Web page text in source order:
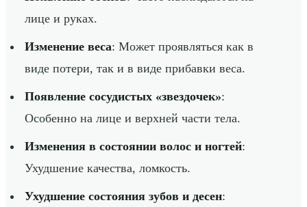
лице и руках.
Изменение веса: Может проявляться как в
виде потери, так и в виде прибавки веса.
Появление сосудистых «звездочек»:
Особенно на лице и верхней части тела.
Изменения в состоянии волос и ногтей:
Ухудшение качества, ломкость.
Ухудшение состояния зубов и десен: